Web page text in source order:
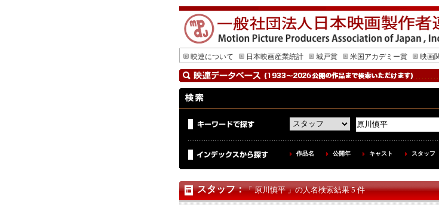
映連について
日本映画産業統計 城戸賞 米国アカデミー賞 映画
作品名 公開年 キャスト スタッフ
スタッフ：「 原川慎平 」の人名検索結果 5 件